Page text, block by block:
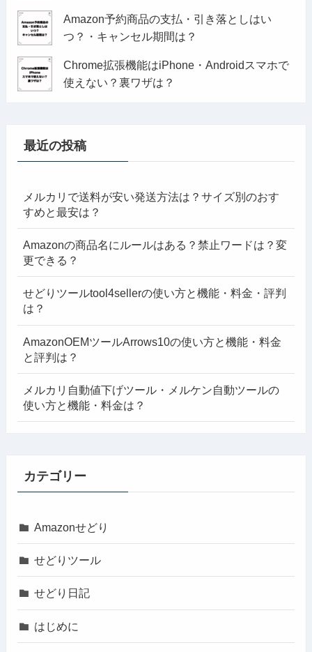
Amazon予約商品の支払・引き落としはい
つ？・キャンセル期間は？
Chrome拡張機能はiPhone・Androidスマホで
使えない？裏ワザは？
最近の投稿
メルカリで送料が安い発送方法は？サイズ別のおす
すめと最安は？
Amazonの商品名にルールはある？禁止ワードは？変
更できる？
せどりツールtool4sellerの使い方と機能・料金・評判
は？
AmazonOEMツールArrows10の使い方と機能・料金
と評判は？
メルカリ自動値下げツール・メルケン自動ツールの
使い方と機能・料金は？
カテゴリー
Amazonせどり
せどりツール
せどり日記
はじめに